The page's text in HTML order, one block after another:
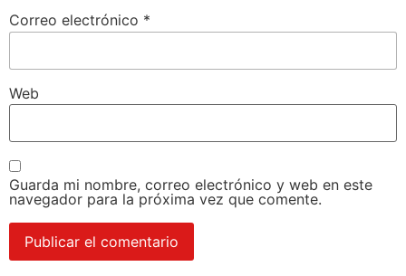
Correo electrónico *
Web
Guarda mi nombre, correo electrónico y web en este
navegador para la próxima vez que comente.